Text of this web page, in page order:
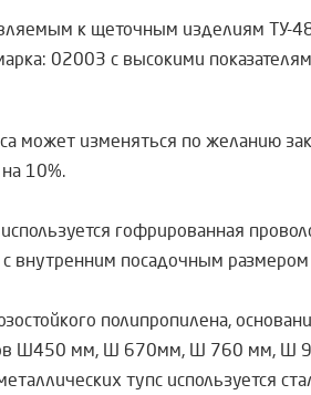
к щеточным изделиям
02003 с высокими
изменяться по желанию
10%.
гофрированная
посадочным
полипропилена,
Ø450 мм, Ø 670мм, Ø 760 мм, Ø
тупс используется